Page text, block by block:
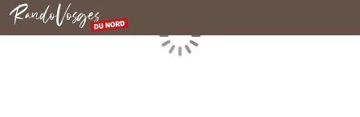
Nordvogesen
Laden